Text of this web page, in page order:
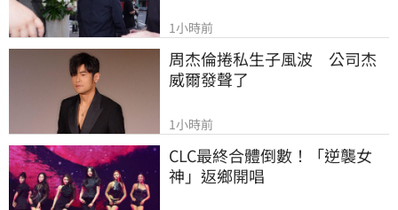
1小時前
周杰倫捲私生子風波　公司杰
威爾發聲了
1小時前
CLC最終合體倒數！「逆襲女
神」返鄉開唱